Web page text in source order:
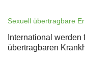
Sexuell übertragbare
International werden
übertragbaren